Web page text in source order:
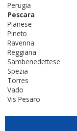
Perugia
Pescara
Pianese
Pineto
Ravenna
Reggiana
Sambenedettese
Spezia
Torres
Vado
Vis Pesaro